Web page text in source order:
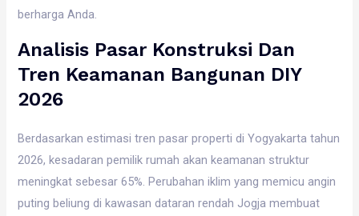
berharga Anda.
Analisis Pasar Konstruksi Dan
Tren Keamanan Bangunan DIY
2026
Berdasarkan estimasi tren pasar properti di Yogyakarta tahun
2026, kesadaran pemilik rumah akan keamanan struktur
meningkat sebesar 65%. Perubahan iklim yang memicu angin
puting beliung di kawasan dataran rendah Jogja membuat